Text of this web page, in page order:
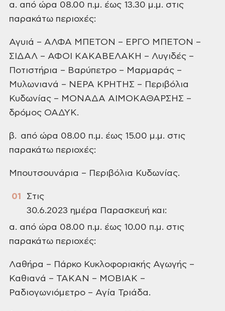
α. από ώρα 08.00 π.μ. έως 13.30 μ.μ. στις
παρακάτω περιοχές:
Αγυιά – ΑΛΦΑ ΜΠΕΤΟΝ – ΕΡΓΟ ΜΠΕΤΟΝ –
ΣΙΔΑΛ – ΑΦΟΙ ΚΑΚΑΒΕΛΑΚΗ – Λυγιδές –
Ποτιστήρια – Βαρύπετρο – Μαρμαράς –
Μυλωνιανά – ΝΕΡΑ ΚΡΗΤΗΣ – Περιβόλια
Κυδωνίας – ΜΟΝΑΔΑ ΑΙΜΟΚΑΘΑΡΣΗΣ –
δρόμος ΟΑΔΥΚ.
β. από ώρα 08.00 π.μ. έως 15.00 μ.μ. στις
παρακάτω περιοχές:
Μπουτσουνάρια – Περιβόλια Κυδωνίας.
Στις
30.6.2023 ημέρα Παρασκευή και:
α. από ώρα 08.00 π.μ. έως 10.00 π.μ. στις
παρακάτω περιοχές:
Λαθήρα – Πάρκο Κυκλοφοριακής Αγωγής –
Καθιανά – ΤΑΚΑΝ – ΜΟΒΙΑΚ –
Ραδιογωνιόμετρο – Αγία Τριάδα.